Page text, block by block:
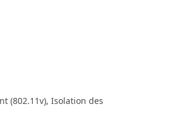
(802.11v), Isolation des